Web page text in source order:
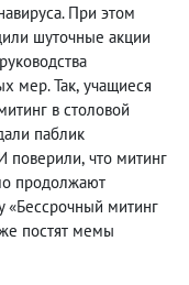
При этом
шуточные акции
мер. Так, учащиеся
в столовой
паблик
поверили, что митинг
продолжают
«Бессрочный митинг
постят мемы